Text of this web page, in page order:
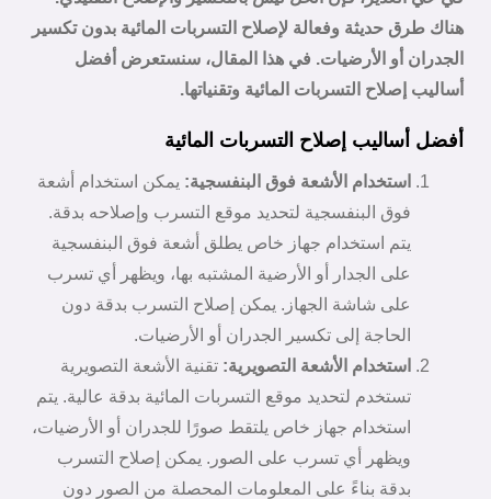
هناك طرق حديثة وفعالة لإصلاح التسربات المائية بدون تكسير
الجدران أو الأرضيات. في هذا المقال، سنستعرض أفضل
أساليب إصلاح التسربات المائية وتقنياتها.
أفضل أساليب إصلاح التسربات المائية
استخدام الأشعة فوق البنفسجية: يمكن استخدام أشعة
فوق البنفسجية لتحديد موقع التسرب وإصلاحه بدقة.
يتم استخدام جهاز خاص يطلق أشعة فوق البنفسجية
على الجدار أو الأرضية المشتبه بها، ويظهر أي تسرب
على شاشة الجهاز. يمكن إصلاح التسرب بدقة دون
الحاجة إلى تكسير الجدران أو الأرضيات.
استخدام الأشعة التصويرية: تقنية الأشعة التصويرية
تستخدم لتحديد موقع التسربات المائية بدقة عالية. يتم
استخدام جهاز خاص يلتقط صورًا للجدران أو الأرضيات،
ويظهر أي تسرب على الصور. يمكن إصلاح التسرب
بدقة بناءً على المعلومات المحصلة من الصور دون